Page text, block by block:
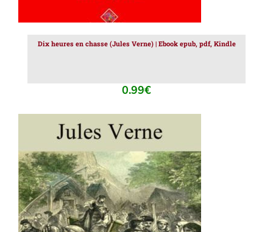
Dix heures en chasse (Jules Verne) | Ebook epub, pdf, Kindle
0.99€